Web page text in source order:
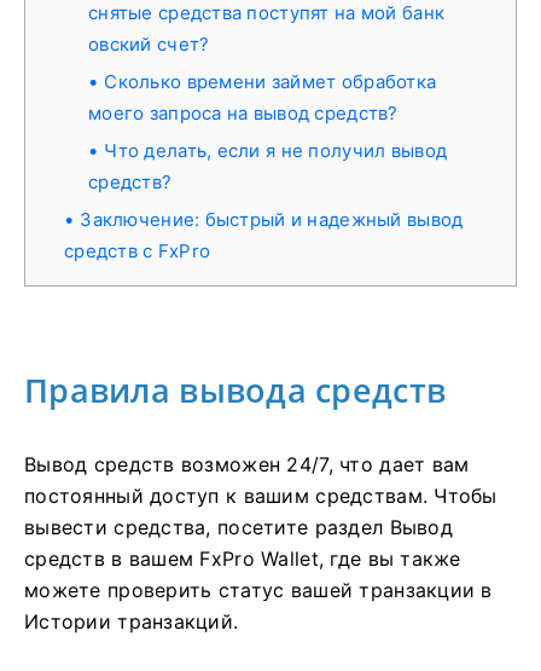
снятые средства поступят на мой банк
овский счет?
Сколько времени займет обработка
моего запроса на вывод средств?
Что делать, если я не получил вывод
средств?
Заключение: быстрый и надежный вывод
средств с FxPro
Правила вывода средств
Вывод средств возможен 24/7, что дает вам
постоянный доступ к вашим средствам. Чтобы
вывести средства, посетите раздел Вывод
средств в вашем FxPro Wallet, где вы также
можете проверить статус вашей транзакции в
Истории транзакций.